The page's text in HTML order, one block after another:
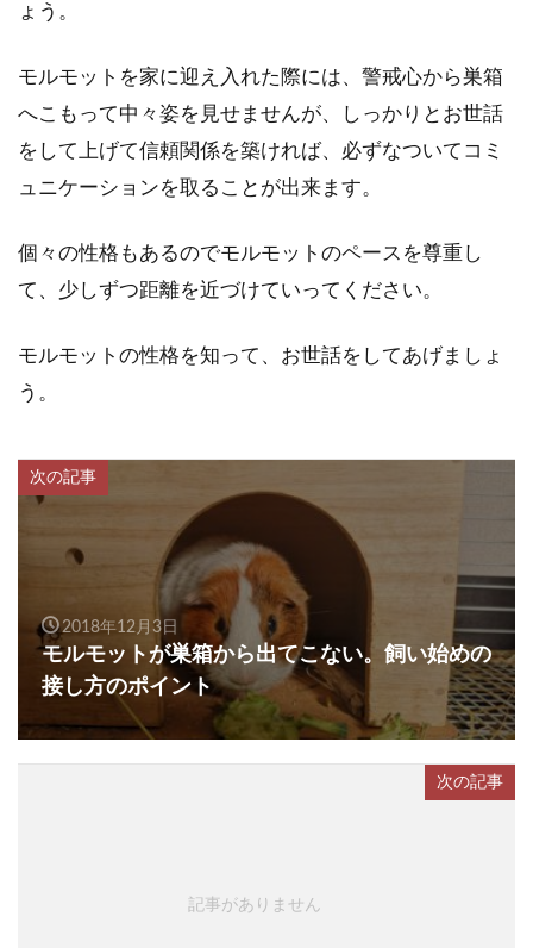
ょう。
モルモットを家に迎え入れた際には、警戒心から巣箱
へこもって中々姿を見せませんが、しっかりとお世話
をして上げて信頼関係を築ければ、必ずなついてコミ
ュニケーションを取ることが出来ます。
個々の性格もあるのでモルモットのペースを尊重し
て、少しずつ距離を近づけていってください。
モルモットの性格を知って、お世話をしてあげましょ
う。
次の記事
2018年12月3日
モルモットが巣箱から出てこない。飼い始めの
接し方のポイント
次の記事
記事がありません